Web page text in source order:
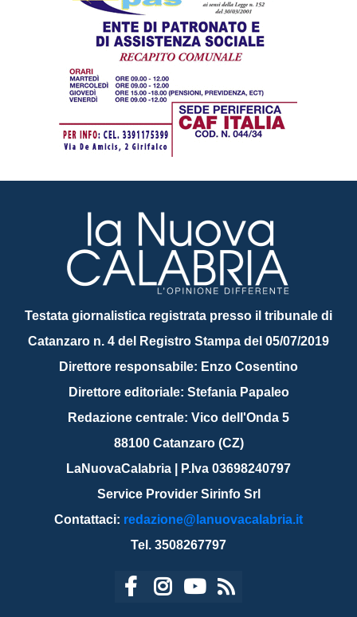
Testata giornalistica registrata presso il tribunale di
Catanzaro n. 4 del Registro Stampa del 05/07/2019
Direttore responsabile: Enzo Cosentino
Direttore editoriale: Stefania Papaleo
Redazione centrale: Vico dell'Onda 5
88100 Catanzaro (CZ)
LaNuovaCalabria | P.Iva 03698240797
Service Provider Sirinfo Srl
Contattaci: redazione@lanuovacalabria.it
Tel. 3508267797